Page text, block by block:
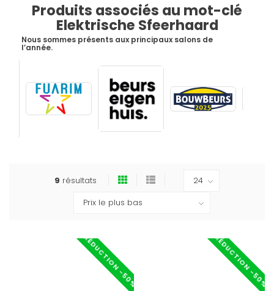
Produits associés au mot-clé
Elektrische Sfeerhaard
Nous sommes présents aux principaux salons de
l’année.
9 résultats
RÉDUCTION -50% RÉDUCTION -50%